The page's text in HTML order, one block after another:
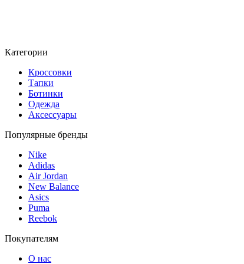
Категории
Кроссовки
Тапки
Ботинки
Одежда
Аксессуары
Популярные бренды
Nike
Adidas
Air Jordan
New Balance
Asics
Puma
Reebok
Покупателям
О нас